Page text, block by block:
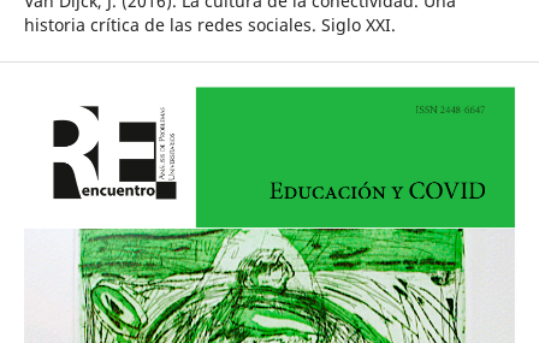
historia crítica de las redes sociales. Siglo XXI.